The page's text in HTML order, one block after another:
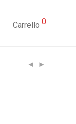
Carrello 0